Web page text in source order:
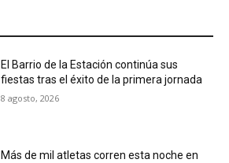
El Barrio de la Estación continúa sus
fiestas tras el éxito de la primera jornada
8 agosto, 2026
Más de mil atletas corren esta noche en